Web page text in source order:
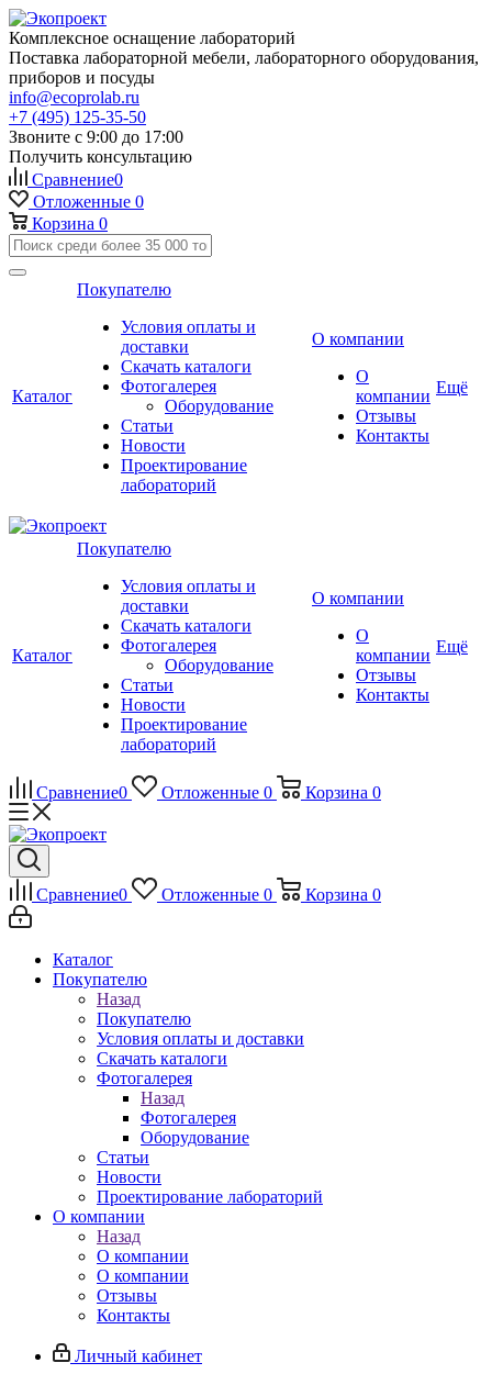
Комплексное оснащение лабораторий
Поставка лабораторной мебели, лабораторного оборудования,
приборов и посуды
info@ecoprolab.ru
+7 (495) 125-35-50
Звоните с 9:00 до 17:00
Получить консультацию
Сравнение0
Отложенные 0
Корзина 0
Каталог
Покупателю
Условия оплаты и
доставки
Скачать каталоги
Фотогалерея
Оборудование
Статьи
Новости
Проектирование
лабораторий
О компании
О
компании
Отзывы
Контакты
Ещё
Каталог
Покупателю
Условия оплаты и
доставки
Скачать каталоги
Фотогалерея
Оборудование
Статьи
Новости
Проектирование
лабораторий
О компании
О
компании
Отзывы
Контакты
Ещё
Сравнение0 Отложенные 0 Корзина 0
Сравнение0 Отложенные 0 Корзина 0
Каталог
Покупателю
Назад
Покупателю
Условия оплаты и доставки
Скачать каталоги
Фотогалерея
Назад
Фотогалерея
Оборудование
Статьи
Новости
Проектирование лабораторий
О компании
Назад
О компании
О компании
Отзывы
Контакты
Личный кабинет